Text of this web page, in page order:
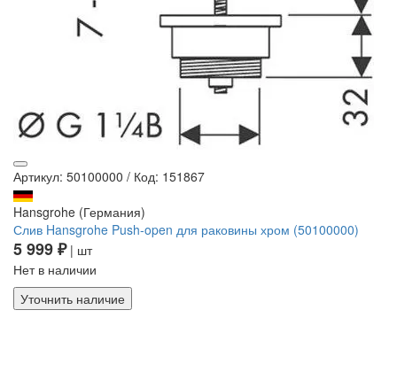
Артикул: 50100000 / Код: 151867
Hansgrohe (Германия)
Слив Hansgrohe Push-open для раковины хром (50100000)
5 999 ₽| шт
Нет в наличии
Уточнить наличие